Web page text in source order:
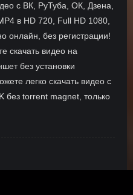
с ВК, РуТуба, ОК, Дзена,
в HD 720, Full HD 1080,
онлайн, без регистрации!
скачать видео на
без установки
легко скачать видео с
без torrent magnet, только